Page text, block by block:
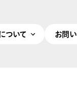
ついて お問